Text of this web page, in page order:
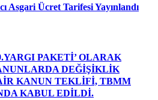
Asgari Ücret Tarifesi Yayınlandı
PAKETİ’ OLARAK
DEĞİŞİKLİK
KANUN TEKLİFİ, TBMM
KABUL EDİLDİ.